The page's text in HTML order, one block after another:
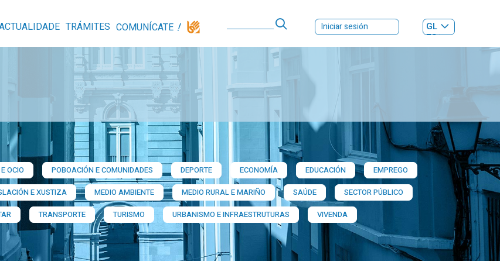
TRÁMITES COMUNÍCATE Iniciar sesión
GL
ES|
OCIO POBOACIÓN E COMUNIDADES DEPORTE ECONOMÍA EDUCACIÓN
EMPREGO
E XUSTIZA MEDIO AMBIENTE MEDIO RURAL E MARIÑO SAÚDE
SECTOR PÚBLICO
TRANSPORTE TURISMO URBANISMO E INFRAESTRUTURAS VIVENDA